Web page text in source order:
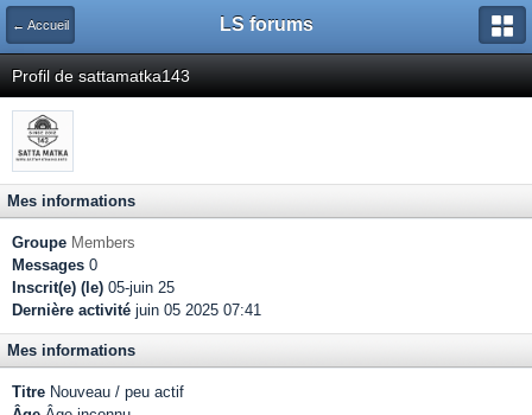
← Accueil LS forums
Profil de sattamatka143
Mes informations
Groupe Members
Messages 0
Inscrit(e) (le) 05-juin 25
Dernière activité juin 05 2025 07:41
Mes informations
Titre Nouveau / peu actif